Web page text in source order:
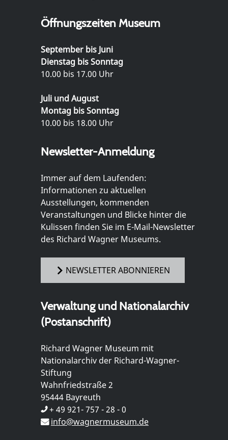
Öffnungszeiten Museum
September bis Juni
Dienstag bis Sonntag
10.00 bis 17.00 Uhr
Juli und August
Montag bis Sonntag
10.00 bis 18.00 Uhr
Newsletter-Anmeldung
Immer auf dem Laufenden:
Informationen zu aktuellen
Ausstellungen, kommenden
Veranstaltungen und Blicke hinter die
Kulissen finden Sie im E-Mail-Newsletter
des Richard Wagner Museums.
NEWSLETTER ABONNIEREN
Verwaltung und Nationalarchiv
(Postanschrift)
Richard Wagner Museum mit
Nationalarchiv der Richard-Wagner-
Stiftung
Wahnfriedstraße 2
95444 Bayreuth
+ 49 921- 757 - 28 - 0
info@wagnermuseum.de